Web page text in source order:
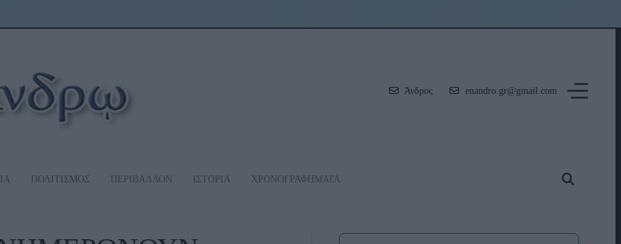
Άνδρος enandro.gr@gmail.com
ΠΟΛΙΤΙΣΜΟΣ ΠΕΡΙΒΑΛΛΟΝ ΙΣΤΟΡΙΑ ΧΡΟΝΟΓΡΑΦΗΜΑΤΑ